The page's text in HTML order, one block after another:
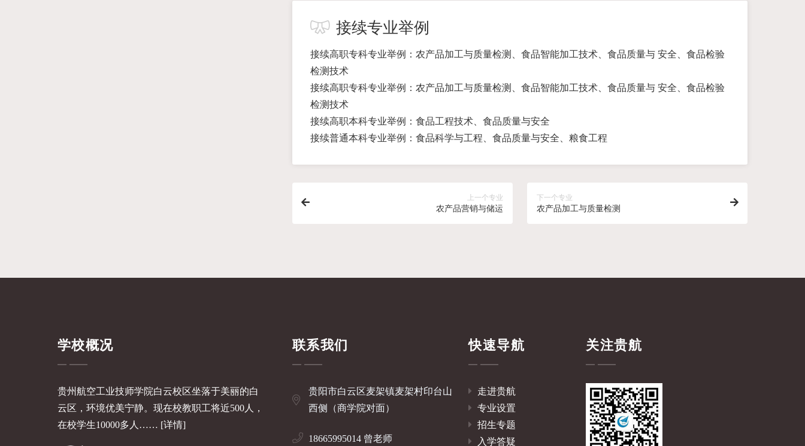
接续专业举例
接续高职专科专业举例：农产品加工与质量检测、食品智能加工技术、食品质量与 安全、食品检验
检测技术
接续高职专科专业举例：农产品加工与质量检测、食品智能加工技术、食品质量与 安全、食品检验
检测技术
接续高职本科专业举例：食品工程技术、食品质量与安全
接续普通本科专业举例：食品科学与工程、食品质量与安全、粮食工程
上一个专业
农产品营销与储运
下一个专业
农产品加工与质量检测
学校概况
贵州航空工业技师学院白云校区坐落于美丽的白
云区，环境优美宁静。现在校教职工将近500人，
在校学生10000多人…… [详情]
联系我们
贵阳市白云区麦架镇麦架村印台山
西侧（商学院对面）
18665995014 曾老师
快速导航
走进贵航
专业设置
招生专题
入学答疑
关注贵航